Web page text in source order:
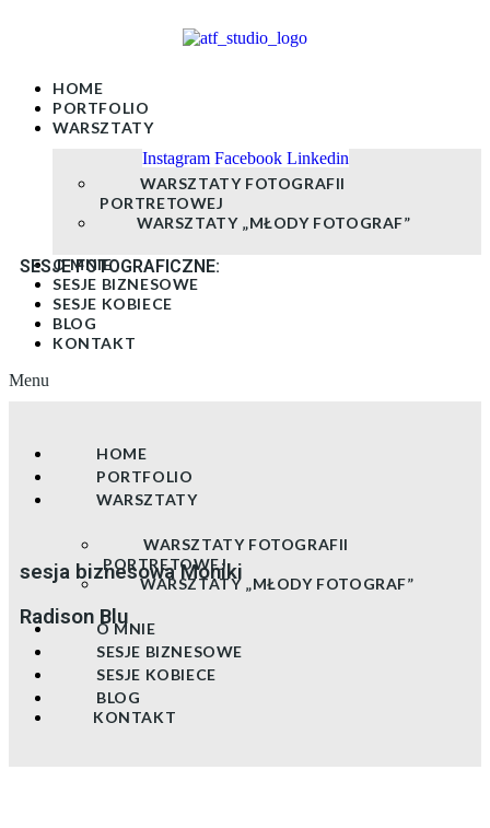
HOME
PORTFOLIO
WARSZTATY
WARSZTATY FOTOGRAFII
PORTRETOWEJ
WARSZTATY „MŁODY FOTOGRAF”
O MNIE
SESJE BIZNESOWE
SESJE KOBIECE
BLOG
KONTAKT
Menu
HOME
PORTFOLIO
WARSZTATY
WARSZTATY FOTOGRAFII
PORTRETOWEJ
WARSZTATY „MŁODY FOTOGRAF”
O MNIE
SESJE BIZNESOWE
SESJE KOBIECE
BLOG
KONTAKT
Instagram Facebook Linkedin
SESJE FOTOGRAFICZNE:
sesja biznesowa Moniki
Radison Blu